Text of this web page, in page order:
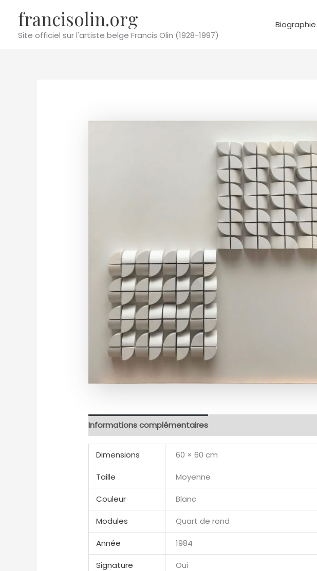
contenu
francisolin.org
Site officiel sur l'artiste belge Francis Olin (1928-1997)
Biographie
Informations complémentaires
Dimensions 60 × 60 cm
Taille Moyenne
Couleur Blanc
Modules Quart de rond
Année 1984
Signature Oui